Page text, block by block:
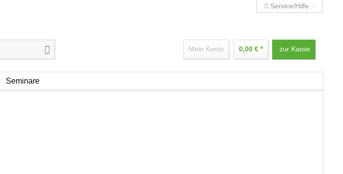
Service/Hilfe
Mein Konto 0,00 € * zur Kasse
Seminare